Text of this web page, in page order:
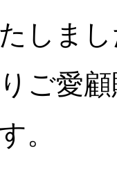
しま
ご愛
。